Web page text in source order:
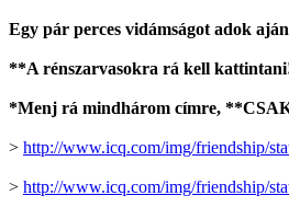
Egy pár perces vidámságot adok
**A rénszarvasokra rá kell
*Menj rá mindhárom címre,
> http://www.icq.com/img/friendship/
> http://www.icq.com/img/friendship/